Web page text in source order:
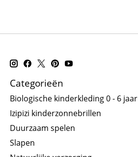
Categorieën
Biologische kinderkleding 0 - 6 jaar
Izipizi kinderzonnebrillen
Duurzaam spelen
Slapen